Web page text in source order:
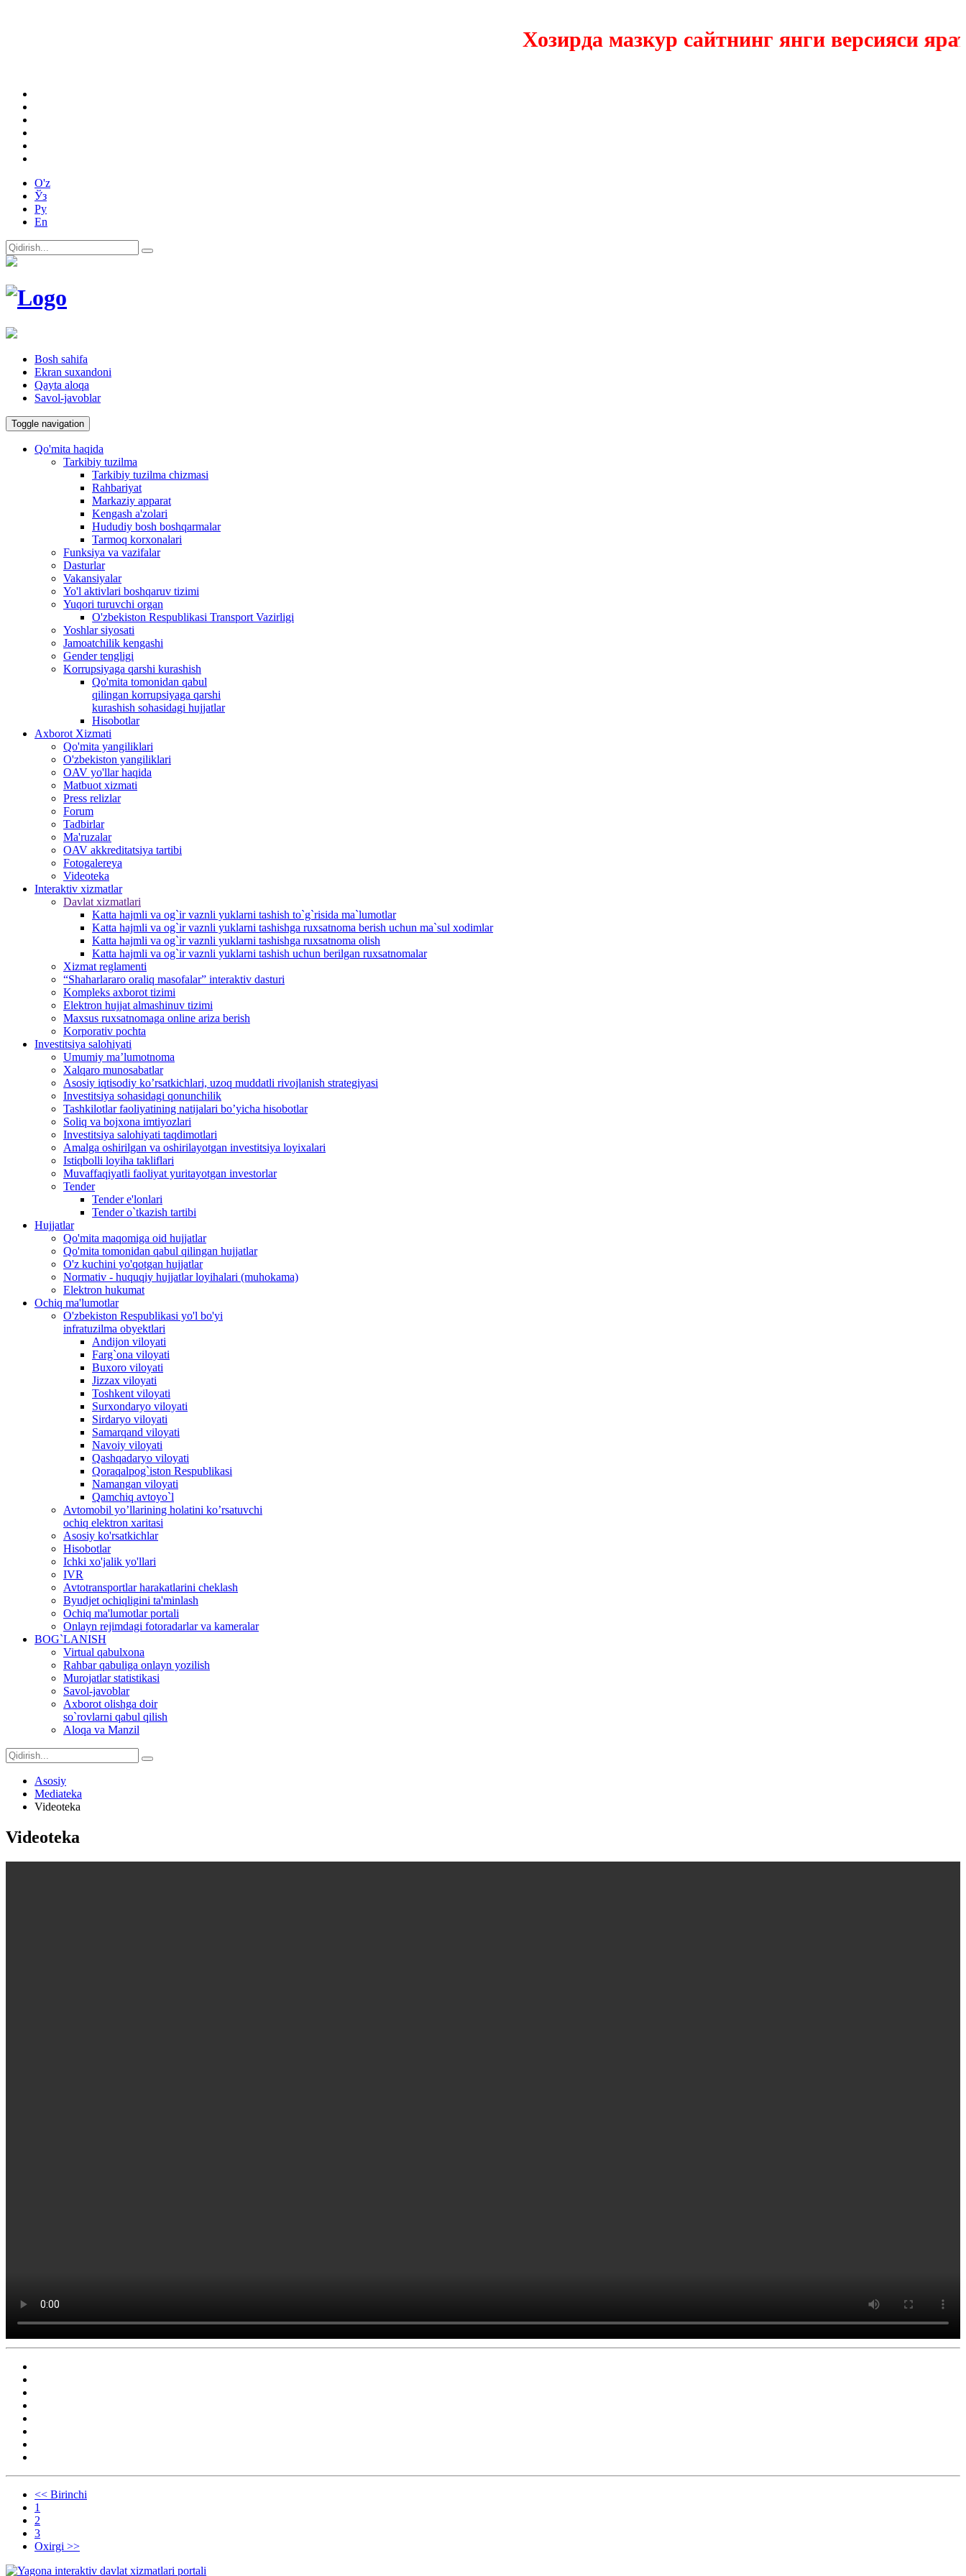
Хозирда мазкур сайтнинг янги версияси
O'z
Ўз
Ру
En
Bosh sahifa
Ekran suxandoni
Qayta aloqa
Savol-javoblar
Toggle navigation
Qo'mita haqida
Tarkibiy tuzilma
Tarkibiy tuzilma chizmasi
Rahbariyat
Markaziy apparat
Kengash a'zolari
Hududiy bosh boshqarmalar
Tarmoq korxonalari
Funksiya va vazifalar
Dasturlar
Vakansiyalar
Yo'l aktivlari boshqaruv tizimi
Yuqori turuvchi organ
O'zbekiston Respublikasi Transport Vazirligi
Yoshlar siyosati
Jamoatchilik kengashi
Gender tengligi
Korrupsiyaga qarshi kurashish
Qo'mita tomonidan qabul
qilingan korrupsiyaga qarshi
kurashish sohasidagi hujjatlar
Hisobotlar
Аxborot Xizmati
Qo'mita yangiliklari
O'zbekiston yangiliklari
OAV yo'llar haqida
Matbuot xizmati
Press relizlar
Forum
Tadbirlar
Ma'ruzalar
OAV akkreditatsiya tartibi
Fotogalereya
Videoteka
Interaktiv xizmatlar
Davlat xizmatlari
Katta hajmli va og`ir vaznli yuklarni tashish to`g`risida ma`lumotlar
Katta hajmli va og`ir vaznli yuklarni tashishga ruxsatnoma berish uchun ma`sul xodimlar
Katta hajmli va og`ir vaznli yuklarni tashishga ruxsatnoma olish
Katta hajmli va og`ir vaznli yuklarni tashish uchun berilgan ruxsatnomalar
Xizmat reglamenti
“Shaharlararo oraliq masofalar” interaktiv dasturi
Kompleks axborot tizimi
Elektron hujjat almashinuv tizimi
Maxsus ruxsatnomaga online ariza berish
Korporativ pochta
Investitsiya salohiyati
Umumiy maʼlumotnoma
Xalqaro munosabatlar
Аsosiy iqtisodiy koʼrsatkichlari, uzoq muddatli rivojlanish strategiyasi
Investitsiya sohasidagi qonunchilik
Tashkilotlar faoliyatining natijalari boʼyicha hisobotlar
Soliq va bojxona imtiyozlari
Investitsiya salohiyati taqdimotlari
Аmalga oshirilgan va oshirilayotgan investitsiya loyixalari
Istiqbolli loyiha takliflari
Muvaffaqiyatli faoliyat yuritayotgan investorlar
Tender
Tender e'lonlari
Tender o`tkazish tartibi
Hujjatlar
Qo'mita maqomiga oid hujjatlar
Qo'mita tomonidan qabul qilingan hujjatlar
O'z kuchini yo'qotgan hujjatlar
Normativ - huquqiy hujjatlar loyihalari (muhokama)
Elektron hukumat
Ochiq ma'lumotlar
O'zbekiston Respublikasi yo'l bo'yi
infratuzilma obyektlari
Andijon viloyati
Farg`ona viloyati
Buxoro viloyati
Jizzax viloyati
Toshkent viloyati
Surxondaryo viloyati
Sirdaryo viloyati
Samarqand viloyati
Navoiy viloyati
Qashqadaryo viloyati
Qoraqalpog`iston Respublikasi
Namangan viloyati
Qamchiq avtoyo`l
Avtomobil yo’llarining holatini ko’rsatuvchi
ochiq elektron xaritasi
Asosiy ko'rsatkichlar
Hisobotlar
Ichki xo'jalik yo'llari
IVR
Avtotransportlar harakatlarini cheklash
Byudjet ochiqligini ta'minlash
Ochiq ma'lumotlar portali
Onlayn rejimdagi fotoradarlar va kameralar
BOG`LANISH
Virtual qabulxona
Rahbar qabuliga onlayn yozilish
Murojatlar statistikasi
Savol-javoblar
Axborot olishga doir
so`rovlarni qabul qilish
Aloqa va Manzil
Asosiy
Mediateka
Videoteka
Videoteka
<< Birinchi
1
2
3
Oxirgi >>